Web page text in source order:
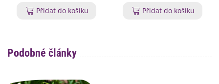
Přidat do košíku
Přidat do košíku
Podobné články